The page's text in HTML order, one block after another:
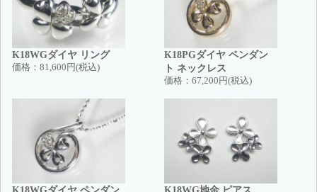
K18WGダイヤ リング
価格： 81,600円(税込)
K18PGダイヤ ペンダン
ト ネックレス
価格： 67,200円(税込)